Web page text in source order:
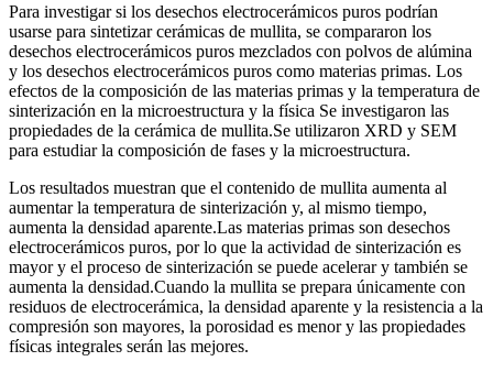
Para investigar si los desechos electrocerámicos puros podrían
usarse para sintetizar cerámicas de mullita, se compararon los
desechos electrocerámicos puros mezclados con polvos de alúmina
y los desechos electrocerámicos puros como materias primas. Los
efectos de la composición de las materias primas y la temperatura de
sinterización en la microestructura y la física Se investigaron las
propiedades de la cerámica de mullita.Se utilizaron XRD y SEM
para estudiar la composición de fases y la microestructura.
Los resultados muestran que el contenido de mullita aumenta al
aumentar la temperatura de sinterización y, al mismo tiempo,
aumenta la densidad aparente.Las materias primas son desechos
electrocerámicos puros, por lo que la actividad de sinterización es
mayor y el proceso de sinterización se puede acelerar y también se
aumenta la densidad.Cuando la mullita se prepara únicamente con
residuos de electrocerámica, la densidad aparente y la resistencia a la
compresión son mayores, la porosidad es menor y las propiedades
físicas integrales serán las mejores.